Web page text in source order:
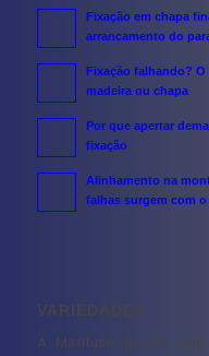
Fixação em chapa
arrancamento do
Fixação falhando?
madeira ou chapa
Por que apertar
fixação
Alinhamento na
falhas surgem com
VARIEDADES
A Maxifuso possui